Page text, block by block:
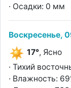
· Осадки: 0 мм
Воскресенье,
17°, Ясно
· Тихий
· Влажность: